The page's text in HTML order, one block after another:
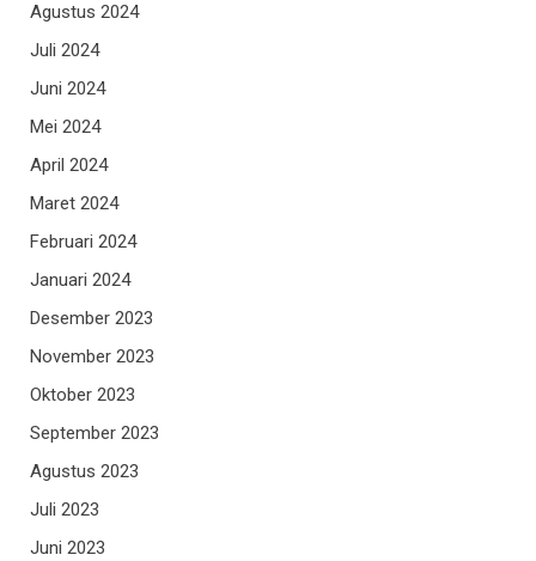
Agustus 2024
Juli 2024
Juni 2024
Mei 2024
April 2024
Maret 2024
Februari 2024
Januari 2024
Desember 2023
November 2023
Oktober 2023
September 2023
Agustus 2023
Juli 2023
Juni 2023